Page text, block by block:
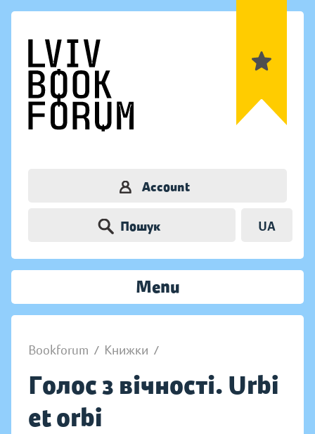
Account
Пошук UA
Menu
Bookforum / Книжки /
Голос з вічності. Urbi
et orbi